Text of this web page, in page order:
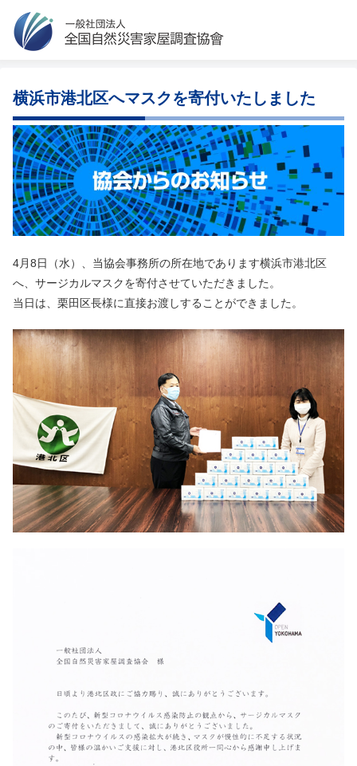
横浜市港北区へマスクを寄付いたしました
4月8日（水）、当協会事務所の所在地であります横浜市港北区
へ、サージカルマスクを寄付させていただきました。
当日は、栗田区長様に直接お渡しすることができました。